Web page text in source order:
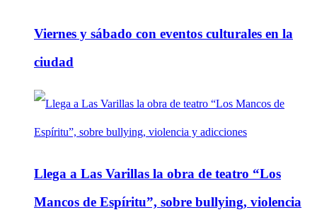
Viernes y sábado con eventos culturales en la
ciudad
Llega a Las Varillas la obra de teatro “Los
Mancos de Espíritu”, sobre bullying, violencia